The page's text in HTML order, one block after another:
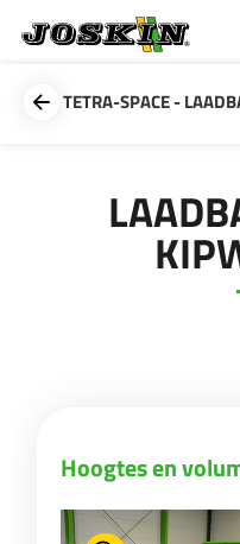
GAMMA
JOSKIN WERELD
TETRA-SPACE -
Afneembare
Hoogtes en